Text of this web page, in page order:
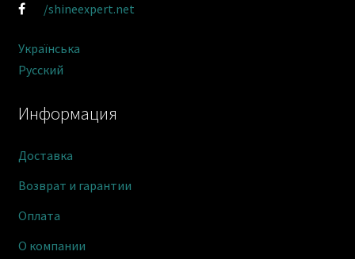
Информация
Доставка
Возврат и гарантии
Оплата
О компании
/shineexpert.net
Українська
Русский